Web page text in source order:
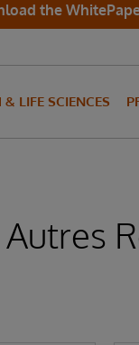
the
& LIFE SCIENCES
Autres